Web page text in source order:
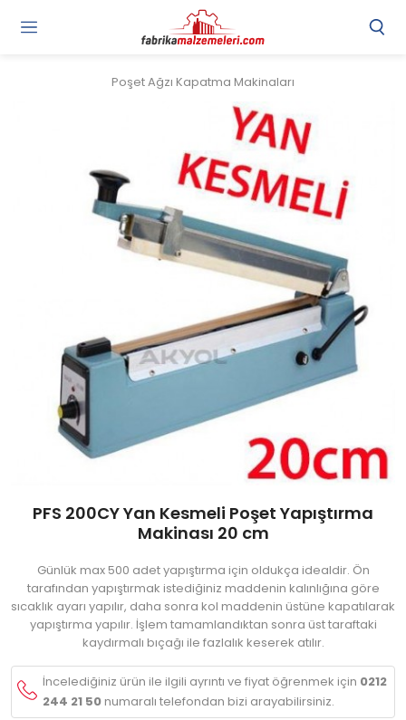
Poşet Ağzı Kapatma Makinaları
PFS 200CY Yan Kesmeli Poşet Yapıştırma
Makinası 20 cm
Günlük max 500 adet yapıştırma için oldukça idealdir. Ön
tarafından yapıştırmak istediğiniz maddenin kalınlığına göre
sıcaklık ayarı yapılır, daha sonra kol maddenin üstüne kapatılarak
yapıştırma yapılır. İşlem tamamlandıktan sonra üst taraftaki
kaydırmalı bıçağı ile fazlalık keserek atılır.
İncelediğiniz ürün ile ilgili ayrıntı ve fiyat öğrenmek için 0212
244 21 50numaralı telefondan bizi arayabilirsiniz.